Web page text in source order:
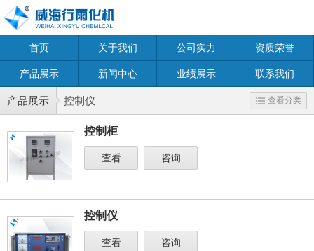
首页 关于我们 公司实力 资质荣誉
产品展示 新闻中心 业绩展示 联系我们
产品展示 控制仪 查看分类
控制柜
查看 咨询
控制仪
查看 咨询